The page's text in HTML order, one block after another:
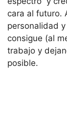
cara al futuro.
personalidad
consigue (al
trabajo y
posible.